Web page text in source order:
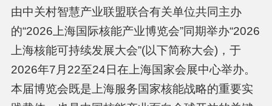
由中关村智慧产业联盟联合有关单位共同主办
的“2026上海国际核能产业博览会”同期举办“2026
上海核能可持续发展大会”(以下简称大会)，于
2026年7月22至24日在上海国家会展中心举办。
本届博览会既是上海服务国家核能战略的重要实